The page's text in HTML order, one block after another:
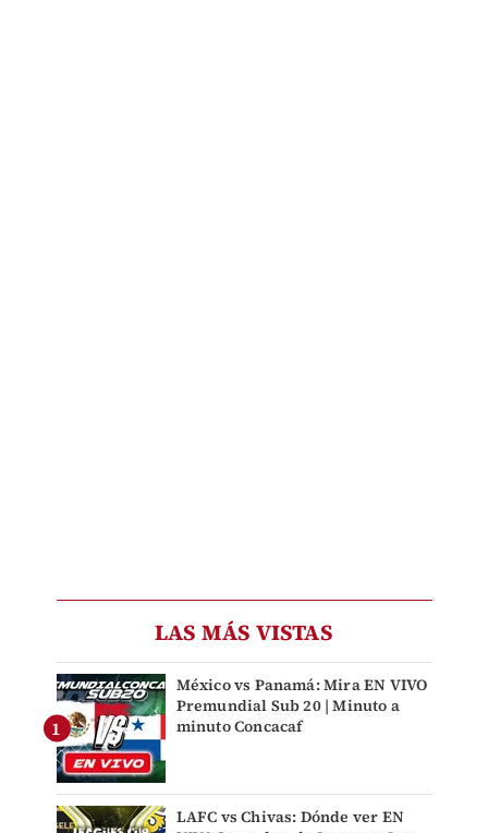
LAS MÁS VISTAS
México vs Panamá: Mira EN VIVO
Premundial Sub 20 | Minuto a
minuto Concacaf
LAFC vs Chivas: Dónde ver EN